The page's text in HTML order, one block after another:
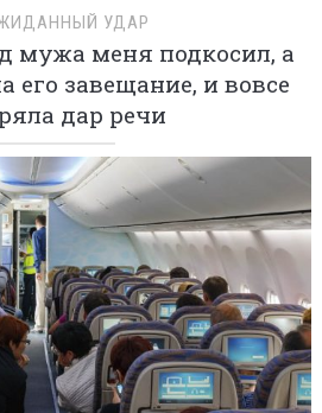
УДАР
мужа меня подкосил, а
его завещание, и вовсе
дар речи